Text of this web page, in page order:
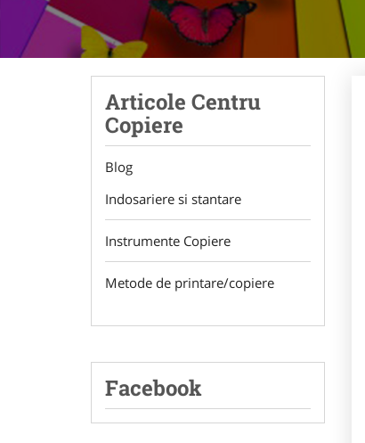
Articole Centru
Copiere
Blog
Indosariere si stantare
Instrumente Copiere
Metode de printare/copiere
Facebook